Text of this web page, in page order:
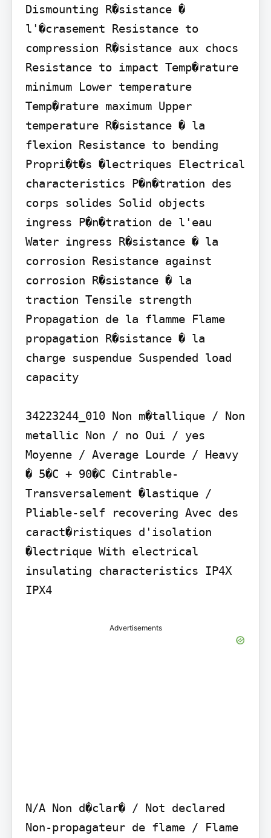
Dismounting R�sistance �
l'�crasement Resistance to
compression R�sistance aux chocs
Resistance to impact Temp�rature
minimum Lower temperature
Temp�rature maximum Upper
temperature R�sistance � la
flexion Resistance to bending
Propri�t�s �lectriques Electrical
characteristics P�n�tration des
corps solides Solid objects
ingress P�n�tration de l'eau
Water ingress R�sistance � la
corrosion Resistance against
corrosion R�sistance � la
traction Tensile strength
Propagation de la flamme Flame
propagation R�sistance � la
charge suspendue Suspended load
capacity
34223244_010 Non m�tallique / Non
metallic Non / no Oui / yes
Moyenne / Average Lourde / Heavy
� 5�C + 90�C Cintrable-
Transversalement �lastique /
Pliable-self recovering Avec des
caract�ristiques d'isolation
�lectrique With electrical
insulating characteristics IP4X
IPX4
Advertisements
N/A Non d�clar� / Not declared
Non-propagateur de flame / Flame